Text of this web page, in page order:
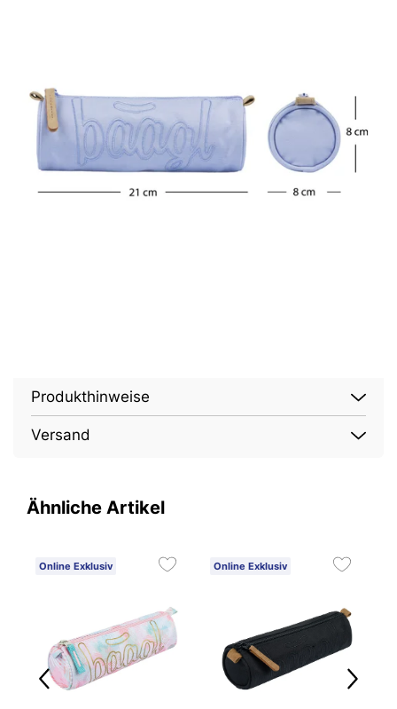
Produkthinweise
Versand
Ähnliche Artikel
Online Exklusiv Online Exklusiv